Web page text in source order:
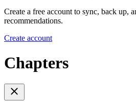
Create a free account to sync, back up,
recommendations.
Create account
Chapters